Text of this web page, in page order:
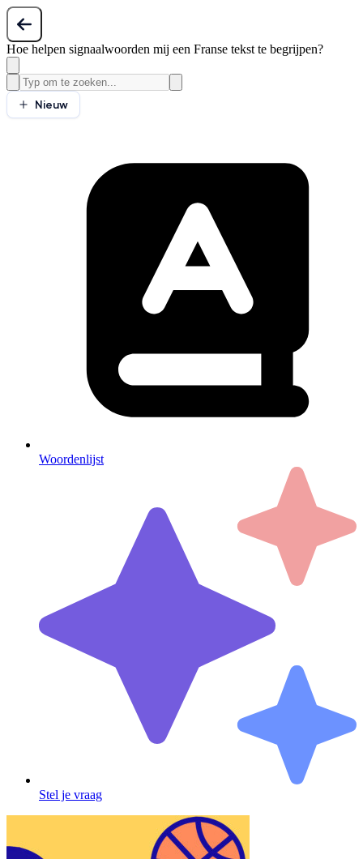
Hoe helpen signaalwoorden mij een Franse tekst te begrijpen?
Nieuw
Woordenlijst
Stel je vraag